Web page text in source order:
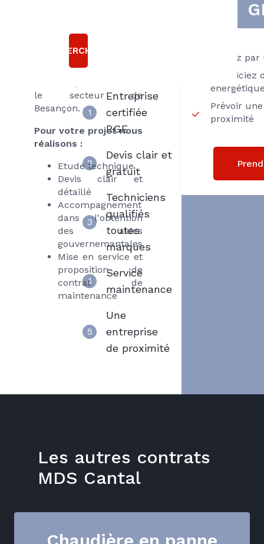
spécialiste du
traitement de l'eau
le secteur de
Besançon.
Pour votre projet nous
réalisons :
Etude technique
Devis clair et
détaillé
Accompagnement
dans l'obtention
des aides
gouvernemantales
Mise en service et
proposition de
contrat de
maintenance
Passez
Bénéficiez
Prévoir
proximité
RECHERCHERChoisir
Axenergie
1
Entreprise
certifiée
RGE
2
Devis clair et
gratuit
3
Techniciens
qualifiés
toutes
marques
4
Service
maintenance
5
Une
entreprise
de proximité
Les autres contrats
MDS Cantal